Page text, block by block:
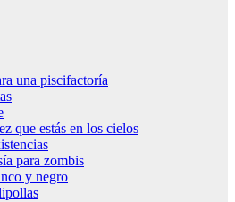
una piscifactoría
que estás en los cielos
para zombis
y negro